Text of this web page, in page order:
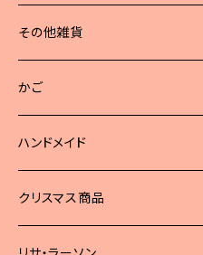
その他雑貨
かご
ハンドメイド
どうぶつブローチ
クリスマス商品